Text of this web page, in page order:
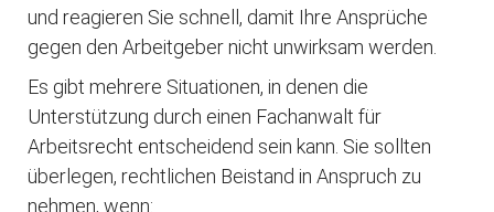
und reagieren Sie schnell, damit Ihre Ansprüche
gegen den Arbeitgeber nicht unwirksam werden.
Es gibt mehrere Situationen, in denen die
Unterstützung durch einen Fachanwalt für
Arbeitsrecht entscheidend sein kann. Sie sollten
überlegen, rechtlichen Beistand in Anspruch zu
nehmen, wenn: